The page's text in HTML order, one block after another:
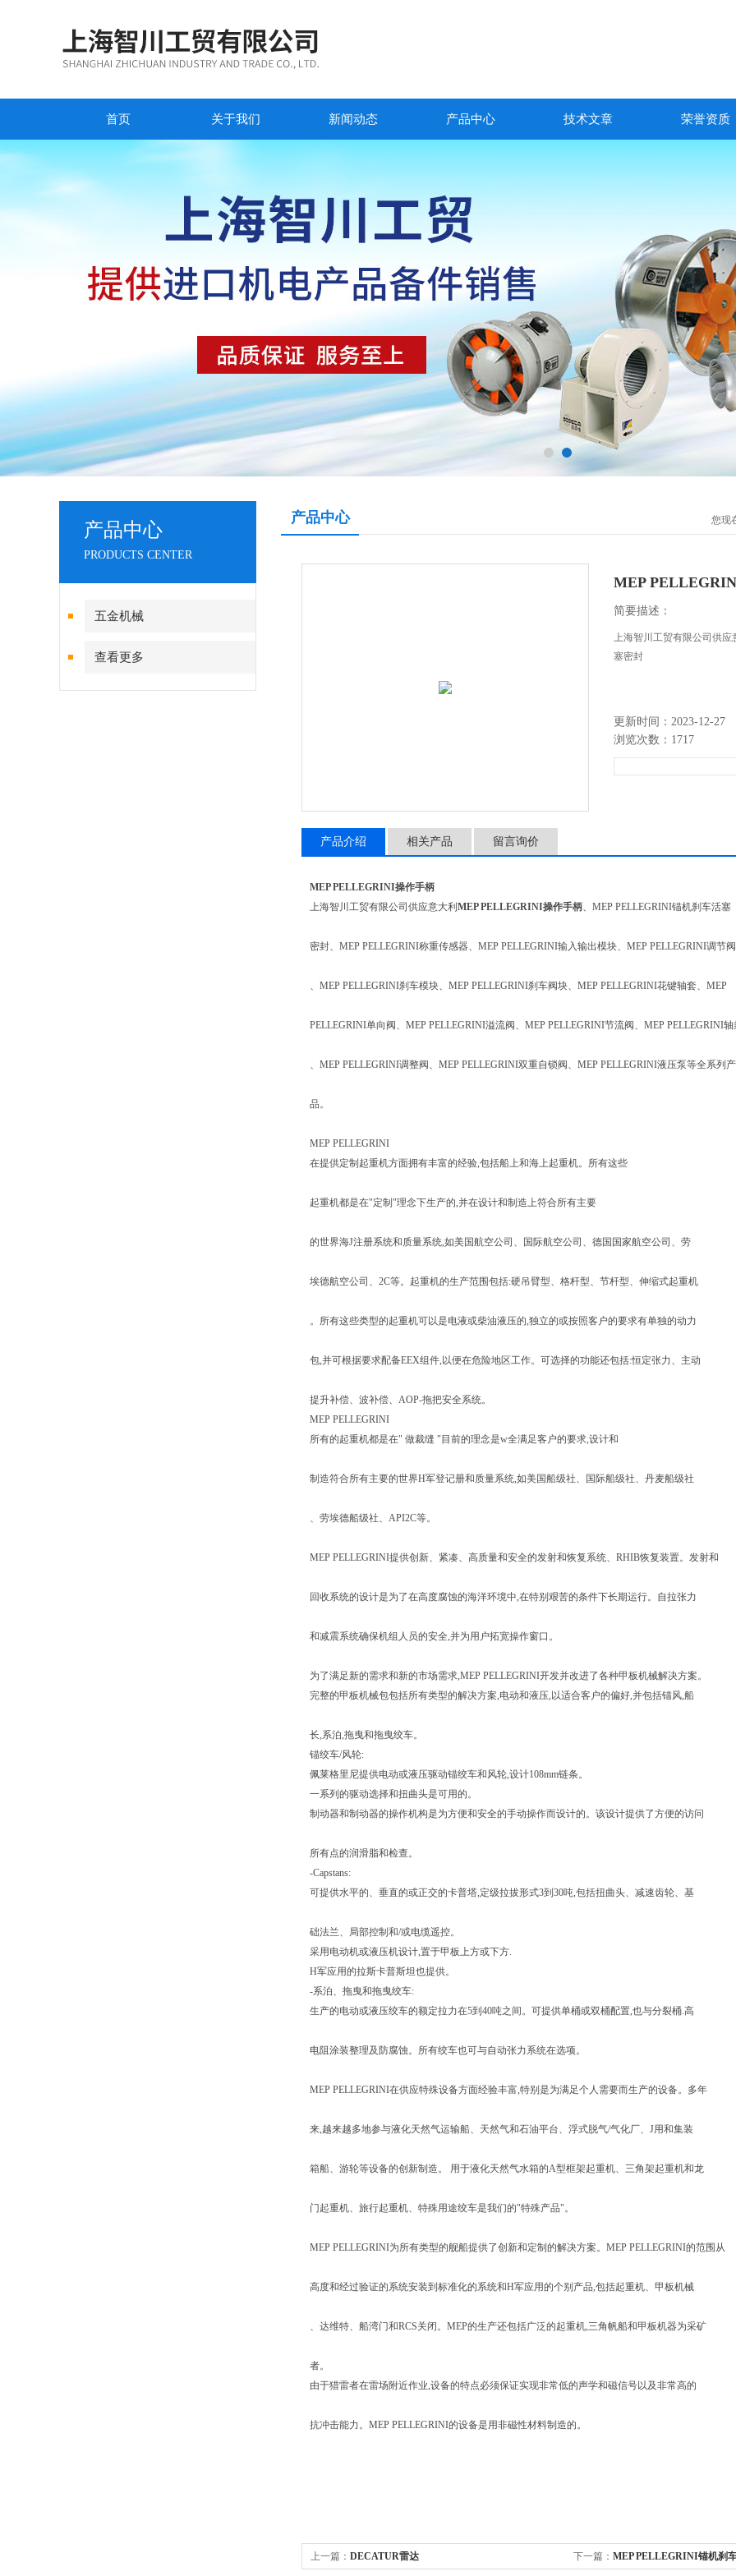
首页 关于我们 新闻动态 产品中心 技术文章 荣誉资质
产品中心
PRODUCTS CENTER
五金机械
查看更多
产品中心 您现
MEP
简要描述：
上海智川工贸有限公司供应
塞密封
更新时间：2023-12-27
浏览次数：1717
产品介绍 相关产品 留言询价
MEP PELLEGRINI操作手柄
上海智川工贸有限公司供应意大利 MEP PELLEGRINI操作手柄、MEP PELLEGRINI锚机刹车活塞
密封、MEP PELLEGRINI称重传感器、MEP PELLEGRINI输入输出模块、MEP PELLEGRINI调节阀
、MEP PELLEGRINI刹车模块、MEP PELLEGRINI刹车阀块、MEP PELLEGRINI花键轴套、MEP
PELLEGRINI单向阀、MEP PELLEGRINI溢流阀、MEP PELLEGRINI节流阀、MEP PELLEGRINI轴
、MEP PELLEGRINI调整阀、MEP PELLEGRINI双重自锁阀、MEP PELLEGRINI液压泵等全系列产
品。
MEP PELLEGRINI
在提供定制起重机方面拥有丰富的经验,包括船上和海上起重机。所有这些
起重机都是在"定制"理念下生产的,并在设计和制造上符合所有主要
的世界海J注册系统和质量系统,如美国航空公司、国际航空公司、德国国家航空公司、劳
埃德航空公司、2C等。起重机的生产范围包括:硬吊臂型、格杆型、节杆型、伸缩式起重机
。所有这些类型的起重机可以是电液或柴油液压的,独立的或按照客户的要求有单独的动力
包,并可根据要求配备EEX组件,以便在危险地区工作。可选择的功能还包括:恒定张力、主动
提升补偿、波补偿、AOP-拖把安全系统。
MEP PELLEGRINI
所有的起重机都是在" 做裁缝 "目前的理念是w全满足客户的要求,设计和
制造符合所有主要的世界H军登记册和质量系统,如美国船级社、国际船级社、丹麦船级社
、劳埃德船级社、API2C等。
MEP PELLEGRINI提供创新、紧凑、高质量和安全的发射和恢复系统、RHIB恢复装置。发射和
回收系统的设计是为了在高度腐蚀的海洋环境中,在特别艰苦的条件下长期运行。自拉张力
和减震系统确保机组人员的安全,并为用户拓宽操作窗口。
为了满足新的需求和新的市场需求,MEP PELLEGRINI开发并改进了各种甲板机械解决方案。
完整的甲板机械包包括所有类型的解决方案,电动和液压,以适合客户的偏好,并包括锚风,船
长,系泊,拖曳和拖曳绞车。
锚绞车/风轮:
佩莱格里尼提供电动或液压驱动锚绞车和风轮,设计108mm链条。
一系列的驱动选择和扭曲头是可用的。
制动器和制动器的操作机构是为方便和安全的手动操作而设计的。该设计提供了方便的访问
所有点的润滑脂和检查。
-Capstans:
可提供水平的、垂直的或正交的卡普塔,定级拉拔形式3到30吨,包括扭曲头、减速齿轮、基
础法兰、局部控制和/或电缆遥控。
采用电动机或液压机设计,置于甲板上方或下方.
H军应用的拉斯卡普斯坦也提供。
-系泊、拖曳和拖曳绞车:
生产的电动或液压绞车的额定拉力在5到40吨之间。可提供单桶或双桶配置,也与分裂桶.高
电阻涂装整理及防腐蚀。所有绞车也可与自动张力系统在选项。
MEP PELLEGRINI在供应特殊设备方面经验丰富,特别是为满足个人需要而生产的设备。多年
来,越来越多地参与液化天然气运输船、天然气和石油平台、浮式脱气/气化厂、J用和集装
箱船、游轮等设备的创新制造。 用于液化天然气水箱的A型框架起重机、三角架起重机和龙
门起重机、旅行起重机、特殊用途绞车是我们的"特殊产品"。
MEP PELLEGRINI为所有类型的舰船提供了创新和定制的解决方案。MEP PELLEGRINI的范围从
高度和经过验证的系统安装到标准化的系统和H军应用的个别产品,包括起重机、甲板机械
、达维特、船湾门和RCS关闭。MEP的生产还包括广泛的起重机,三角帆船和甲板机器为采矿
者。
由于猎雷者在雷场附近作业,设备的特点必须保证实现非常低的声学和磁信号以及非常高的
抗冲击能力。MEP PELLEGRINI的设备是用非磁性材料制造的。
上一篇： DECATUR雷达 下一篇： MEP PELLEGRINI锚机刹